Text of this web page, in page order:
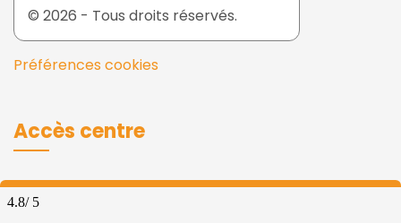
© 2026 - Tous droits réservés.
Préférences cookies
Accès centre